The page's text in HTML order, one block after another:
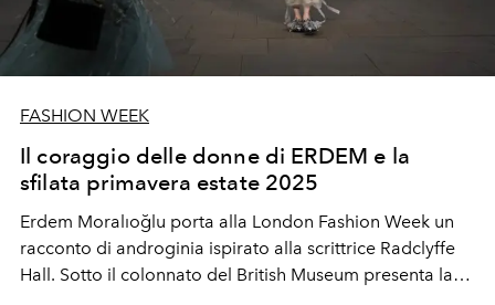
FASHION WEEK
Il coraggio delle donne di ERDEM e la
sfilata primavera estate 2025
Erdem Moralıoğlu porta alla London Fashion Week un
racconto di androginia ispirato alla scrittrice Radclyffe
Hall. Sotto il colonnato del British Museum presenta la